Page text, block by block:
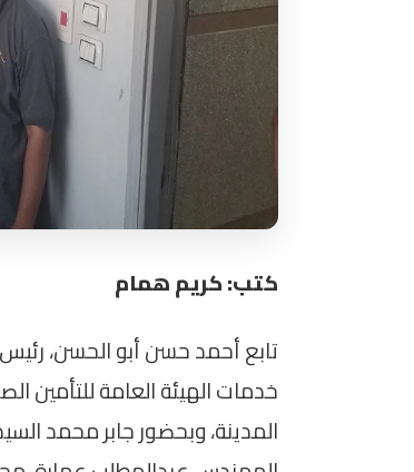
كتب: كريم همام
تابع أحمد حسن أبو الحسن، رئيس
خدمات الهيئة العامة للتأمين
المدينة، وبحضور جابر محمد